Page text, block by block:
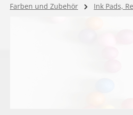
Farben und Zubehör Ink Pads,